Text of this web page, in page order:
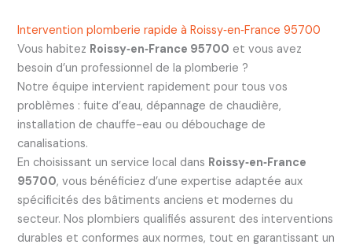
Intervention plomberie rapide à Roissy‑en‑France 95700
Vous habitez Roissy‑en‑France 95700 et vous avez
besoin d’un professionnel de la plomberie ?
Notre équipe intervient rapidement pour tous vos
problèmes : fuite d’eau, dépannage de chaudière,
installation de chauffe-eau ou débouchage de
canalisations.
En choisissant un service local dans Roissy‑en‑France
95700, vous bénéficiez d’une expertise adaptée aux
spécificités des bâtiments anciens et modernes du
secteur. Nos plombiers qualifiés assurent des interventions
durables et conformes aux normes, tout en garantissant un